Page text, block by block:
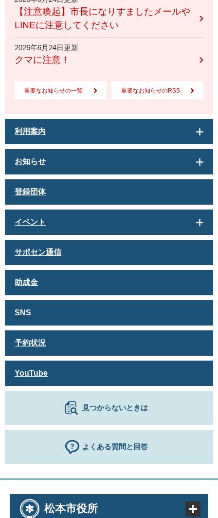
【注意喚起】市長になりすましたメールや
LINEに注意してください
2026年6月24日更新
クマに注意！
重要なお知らせの一覧 重要なお知らせのRSS
利用案内
お知らせ
登録団体
イベント
サポセン通信
助成金
SNS
予約状況
YouTube
見つからないときは
よくある質問と回答
松本市役所